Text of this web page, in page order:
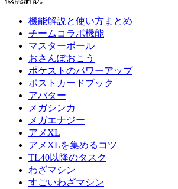
機能解説と使い方まとめ
チームコラボ機能
マスターボール
おさんぽおこう
ポケストのパワーアップ
ポストカードブック
アバター
メガシンカ
メガエナジー
アメXL
アメXLを集めるコツ
TL40以降のタスク
わざマシン
すごいわざマシン